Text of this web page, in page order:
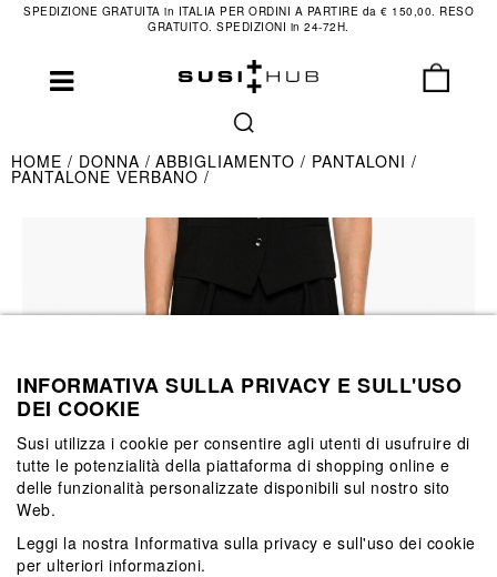
SPEDIZIONE GRATUITA in ITALIA PER ORDINI A PARTIRE da € 150,00. RESO
GRATUITO. SPEDIZIONI in 24-72H.
HOME DONNA ABBIGLIAMENTO PANTALONI
PANTALONE VERBANO
INFORMATIVA SULLA PRIVACY E SULL'USO
DEI COOKIE
Susi utilizza i cookie per consentire agli utenti di usufruire di
tutte le potenzialità della piattaforma di shopping online e
delle funzionalità personalizzate disponibili sul nostro sito
Web.
Leggi la nostra Informativa sulla privacy e sull'uso dei cookie
per ulteriori informazioni.